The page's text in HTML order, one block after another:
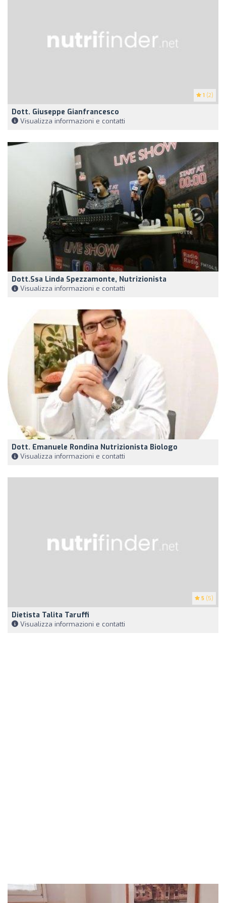
1 (2)
Dott. Giuseppe Gianfrancesco
Visualizza informazioni e contatti
Dott.ssa Linda Spezzamonte, Nutrizionista
Visualizza informazioni e contatti
Dott. Emanuele Rondina Nutrizionista Biologo
Visualizza informazioni e contatti
5 (5)
Dietista Talita Taruffi
Visualizza informazioni e contatti